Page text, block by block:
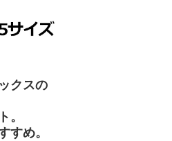
クスの
。
すめ。